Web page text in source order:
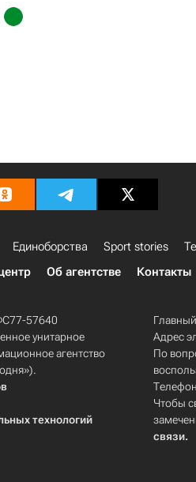
Единоборства Sport stories
Об агентстве Контакты
57640
унитарное
агентство
технологий
Адрес
По
Чтобы
связи.